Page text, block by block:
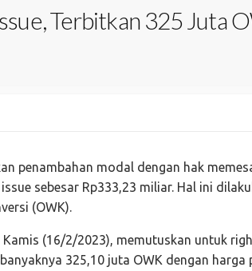
Terbitkan 325 Juta
penambahan modal dengan hak
sebesar Rp333,23 miliar. Hal ini
(OWK).
(16/2/2023), memutuskan untuk
325,10 juta OWK dengan harga